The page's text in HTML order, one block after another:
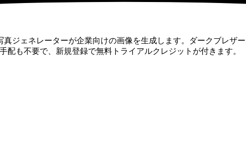
ジェネレーターが企業向けの画像を生成します。ダークブレザ
も不要で、新規登録で無料トライアルクレジットが付きます。